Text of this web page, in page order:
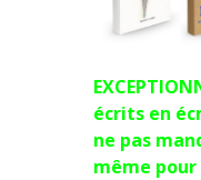
écrits en
ne pas
même